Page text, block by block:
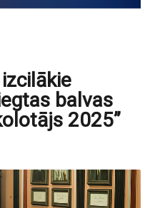
balvas
2025”